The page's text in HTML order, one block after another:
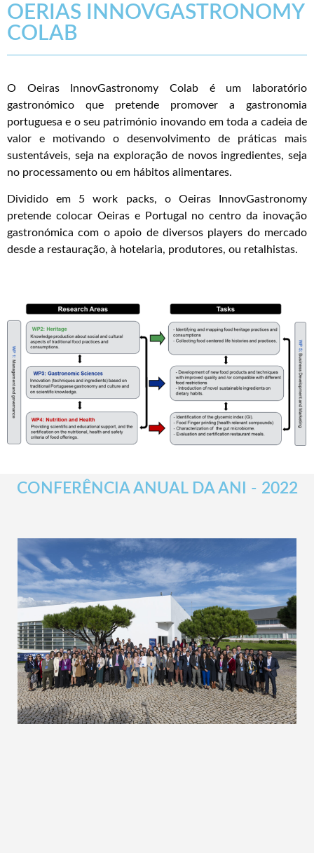
OERIAS INNOVGASTRONOMY
COLAB
O Oeiras InnovGastronomy Colab é um laboratório
gastronómico que pretende promover a gastronomia
portuguesa e o seu património inovando em toda a cadeia de
valor e motivando o desenvolvimento de práticas mais
sustentáveis, seja na exploração de novos ingredientes, seja
no processamento ou em hábitos alimentares.
Dividido em 5 work packs, o Oeiras InnovGastronomy
pretende colocar Oeiras e Portugal no centro da inovação
gastronómica com o apoio de diversos players do mercado
desde a restauração, à hotelaria, produtores, ou retalhistas.
CONFERÊNCIA ANUAL DA ANI - 2022